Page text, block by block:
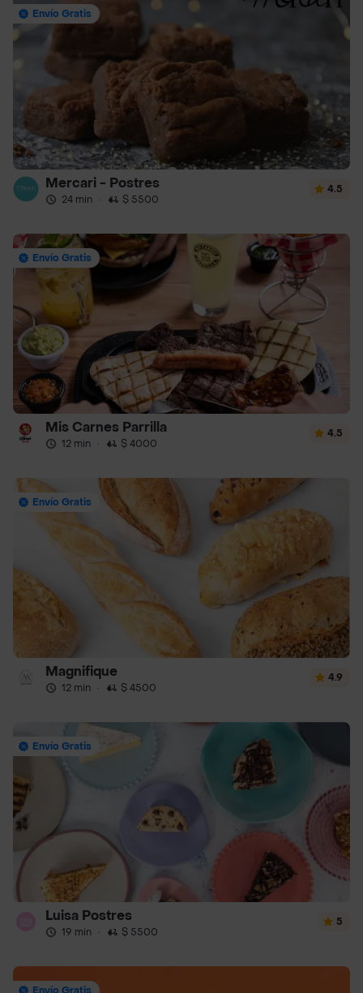
Envío Gratis
Mercari - Postres
24 min · $ 5500
4.5
Envío Gratis
Mis Carnes Parrilla
12 min · $ 4000
4.5
Envío Gratis
Magnifique
12 min · $ 4500
4.9
Envío Gratis
Luisa Postres
19 min · $ 5500
5